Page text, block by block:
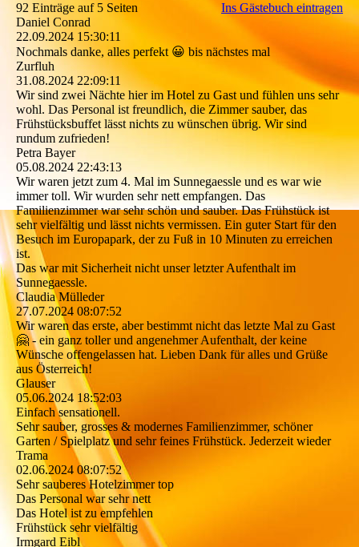
92 Einträge auf 5 Seiten
Ins Gästebuch eintragen
Daniel Conrad
22.09.2024 15:30:11
Nochmals danke, alles perfekt 😀 bis nächstes mal
Zurfluh
31.08.2024 22:09:11
Wir sind zwei Nächte hier im Hotel zu Gast und fühlen uns sehr
wohl. Das Personal ist freundlich, die Zimmer sauber, das
Frühstücksbuffet lässt nichts zu wünschen übrig. Wir sind
rundum zufrieden!
Petra Bayer
05.08.2024 22:43:13
Wir waren jetzt zum 4. Mal im Sunnegaessle und es war wie
immer toll. Wir wurden sehr nett empfangen. Das
Familienzimmer war sehr schön und sauber. Das Frühstück ist
sehr vielfältig und lässt nichts vermissen. Ein guter Start für den
Besuch im Europapark, der zu Fuß in 10 Minuten zu erreichen
ist.
Das war mit Sicherheit nicht unser letzter Aufenthalt im
Sunnegaessle.
Claudia Mülleder
27.07.2024 08:07:52
Wir waren das erste, aber bestimmt nicht das letzte Mal zu Gast
🤗 - ein ganz toller und angenehmer Aufenthalt, der keine
Wünsche offengelassen hat. Lieben Dank für alles und Grüße
aus Österreich!
Glauser
05.06.2024 18:52:03
Einfach sensationell.
Sehr sauber, grosses & modernes Familienzimmer, schöner
Garten / Spielplatz und sehr feines Frühstück. Jederzeit wieder
Trama
02.06.2024 08:07:52
Sehr sauberes Hotelzimmer top
Das Personal war sehr nett
Das Hotel ist zu empfehlen
Frühstück sehr vielfältig
Irmgard Eibl